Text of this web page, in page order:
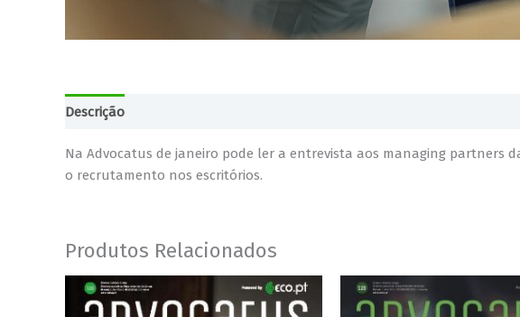
Descrição
Na Advocatus de janeiro pode ler a entrevista aos managing partners
o recrutamento nos escritórios.
Produtos Relacionados
Price
range:
€4,00 product
Price
range:
€4,00 product